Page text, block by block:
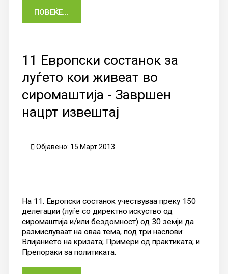
ПОВЕЌЕ...
11 Европски состанок за
луѓето кои живеат во
сиромаштија - Завршен
нацрт извештај
Објавено: 15 Март 2013
На 11. Европски состанок учествуваа преку 150
делегации (луѓе со директно искуство од
сиромаштија и/или бездомност) од 30 земји да
размислуваат на оваа тема, под три наслови:
Влијанието на кризата; Примери од практиката; и
Препораки за политиката.